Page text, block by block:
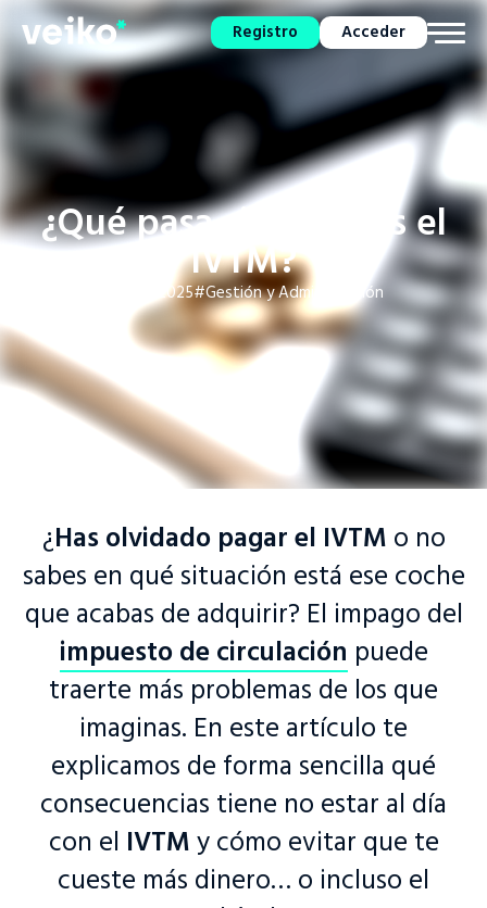
Registro Acceder
¿Qué pasa si no pagas el
IVTM?
21 Mar, 2025#Gestión y Administración
¿Has olvidado pagar el IVTM o no
sabes en qué situación está ese coche
que acabas de adquirir? El impago del
impuesto de circulación puede
traerte más problemas de los que
imaginas. En este artículo te
explicamos de forma sencilla qué
consecuencias tiene no estar al día
con el IVTMy cómo evitar que te
cueste más dinero… o incluso el